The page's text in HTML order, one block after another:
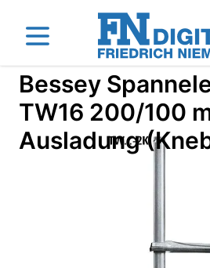
Direkt zum Inhalt
Das Unternehmen
Bessey
TW16 200/100
Ausladung